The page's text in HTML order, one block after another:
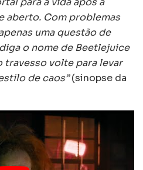
aberto. Com problemas
uma questão de
o nome de Beetlejuice
travesso volte para levar
de caos”(sinopse da